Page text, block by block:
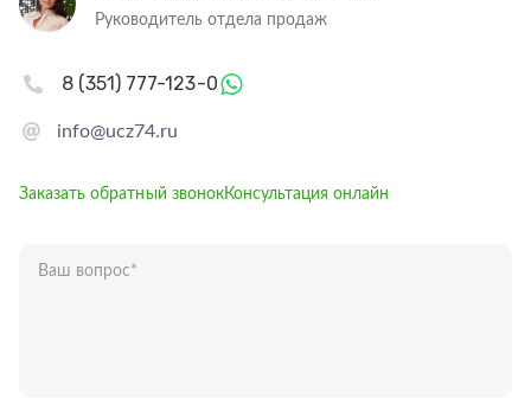
Руководитель отдела продаж
info@ucz74.ru
8 (351) 777-123-0
Заказать обратный звонокКонсультация онлайн
Ваш вопрос*